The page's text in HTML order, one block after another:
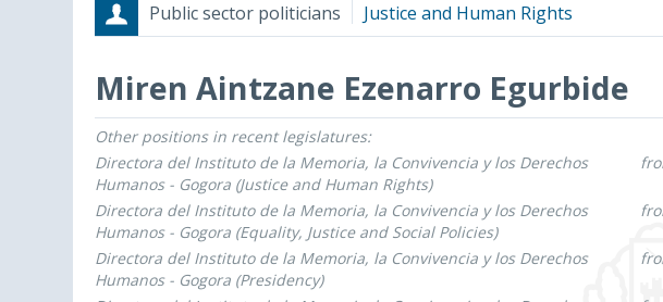
Public sector politicians Justice and Human Rights
Miren Aintzane Ezenarro Egurbide
RolesStart date - End date
Other positions in recent legislatures:
Directora del Instituto de la Memoria, la Convivencia y los Derechos
Humanos - Gogora (Justice and Human Rights)
Directora del Instituto de la Memoria, la Convivencia y los Derechos
Humanos - Gogora (Equality, Justice and Social Policies)
Directora del Instituto de la Memoria, la Convivencia y los Derechos
Humanos - Gogora (Presidency)